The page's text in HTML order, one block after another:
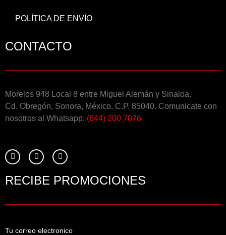
POLÍTICA DE ENVÍO
CONTACTO
Morelos 948 Local 8 entre Miguel Alemán y Sinaloa.
Cd. Obregón, Sonora, México. C.P. 85040. Comunicate con
nosotros al Whatsapp: (644) 200 7076
RECIBE PROMOCIONES
Tu correo electronico